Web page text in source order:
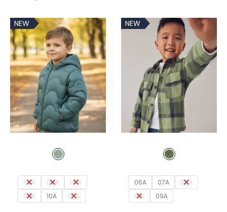
NEW
04A 06A
07A
08A
10A 09A
NEW
06A 07A
08A
10A
09A